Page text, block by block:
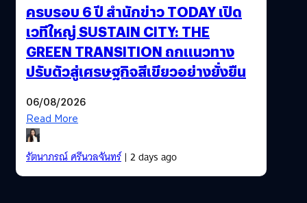
ครบรอบ 6 ปี สำนักข่าว TODAY เปิด
เวทีใหญ่ SUSTAIN CITY: THE
GREEN TRANSITION ถกแนวทาง
ปรับตัวสู่เศรษฐกิจสีเขียวอย่างยั่งยืน
06/08/2026
Read More
รัตนาภรณ์ ศรีนวลจันทร์| 2 days ago